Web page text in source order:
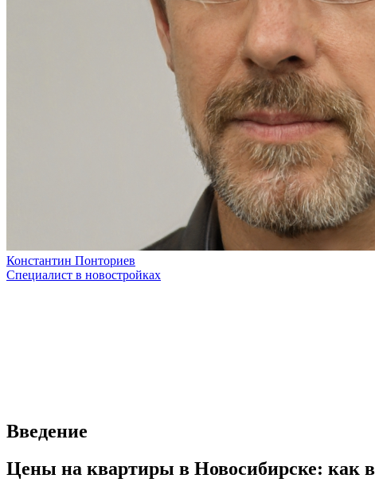
Константин Понториев
Специалист в новостройках
Введение
Цены на квартиры в Новосибирске: как